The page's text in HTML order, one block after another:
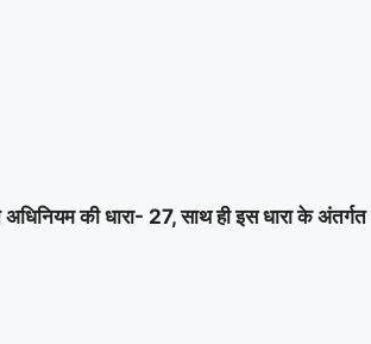
की धारा- 27, साथ ही इस धारा के अंतर्गत